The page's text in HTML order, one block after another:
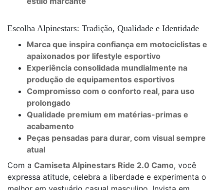
Escolha Alpinestars: Tradição, Qualidade e Identidade
Marca que inspira confiança em motociclistas e
apaixonados por lifestyle esportivo
Experiência consolidada mundialmente na
produção de equipamentos esportivos
Compromisso com o conforto real, para uso
prolongado
Qualidade premium em matérias-primas e
acabamento
Peças pensadas para durar, com visual sempre
atual
Com a Camiseta Alpinestars Ride 2.0 Camo, você
expressa atitude, celebra a liberdade e experimenta o